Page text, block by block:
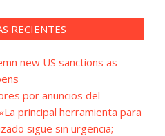
RECIENTES
new US sanctions as
por anuncios del
principal herramienta para
sigue sin urgencia;